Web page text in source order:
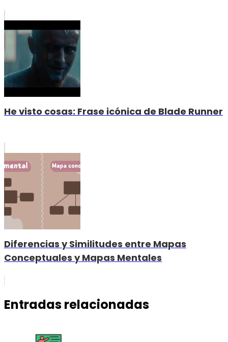
He visto cosas: Frase icónica de Blade Runner
Diferencias y Similitudes entre Mapas
Conceptuales y Mapas Mentales
Entradas relacionadas